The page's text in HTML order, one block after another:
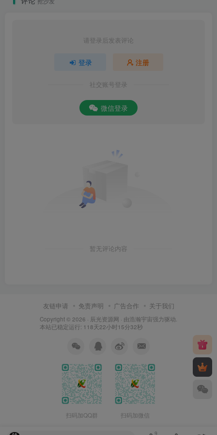
请登录后发表评论
登录 注册
社交账号登录
微信登录
暂无评论内容
友链申请 免责声明 广告合作 关于我们
Copyright © 2026 · 辰光资源网 · 由浩瀚宇宙强力驱动.
本站已稳定运行: 118天22小时15分33秒
扫码加QQ群 扫码加微信
9